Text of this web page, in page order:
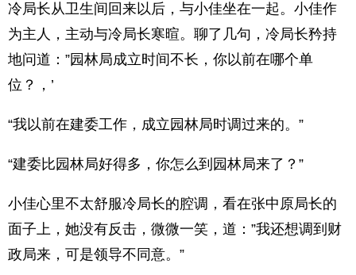
冷局长从卫生间回来以后，与小佳坐在一起。小佳作
为主人，主动与冷局长寒暄。聊了几句，冷局长矜持
地问道：”园林局成立时间不长，你以前在哪个单
位？，’
“我以前在建委工作，成立园林局时调过来的。”
“建委比园林局好得多，你怎么到园林局来了？”
小佳心里不太舒服冷局长的腔调，看在张中原局长的
面子上，她没有反击，微微一笑，道：”我还想调到财
政局来，可是领导不同意。”